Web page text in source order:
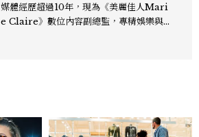
媒體經歷超過10年，現為《美麗佳人Mari
e Claire》數位內容副總監，專精娛樂與